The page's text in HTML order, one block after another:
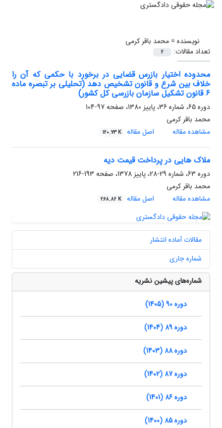
نویسنده =محمد باقر کرمی
تعداد مقالات:
2
محدوده اختیار بازرس قضایی در برخورد با حکمی که آن را
خلاف بین شرع و قانون تشخیص دهد (تحلیلی بر تبصره ماده
6 قانون تشکیل سازمان بازرسی کل کشور)
دوره 65، شماره 36، پاییز 1380، صفحه
97-104
محمد باقر کرمی
مشاهده مقاله
اصل مقاله 120.73 K
ملاک هایی در پرداخت قیمت دیه
دوره 63، شماره 29-28، پاییز 1378، صفحه
193-216
محمد باقر کرمی
مشاهده مقاله
اصل مقاله 268.82 K
مقالات آماده انتشار
شماره جاری
شماره‌های پیشین نشریه
دوره 90 (1405)
دوره 89 (1404)
دوره 88 (1403)
دوره 87 (1402)
دوره 86 (1401)
دوره 85 (1400)